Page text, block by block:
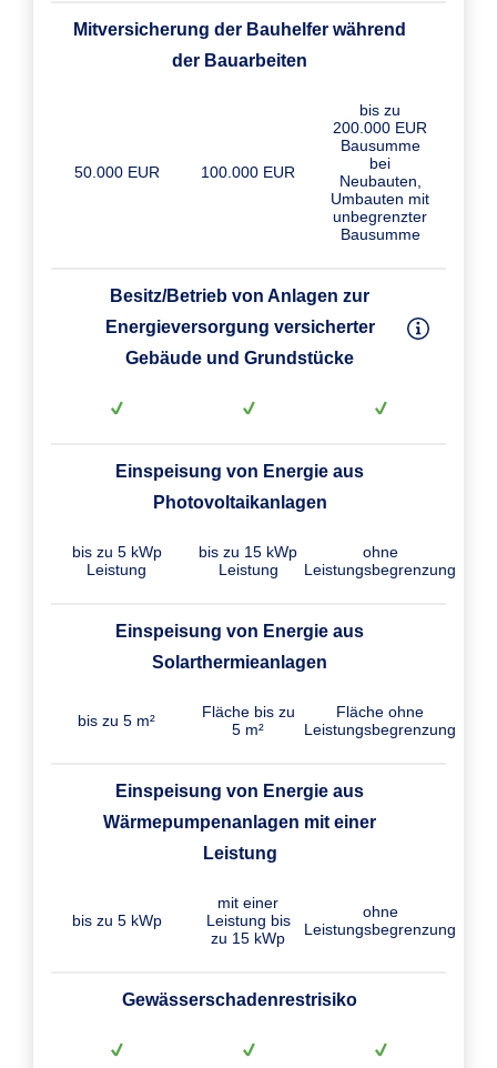
Mitversicherung der Bauhelfer während
der Bauarbeiten
50.000 EUR 100.000 EUR
bis zu
200.000 EUR
Bausumme
bei
Neubauten,
Umbauten mit
unbegrenzter
Bausumme
Besitz/Betrieb von Anlagen zur
Energieversorgung versicherter
Gebäude und Grundstücke
Einspeisung von Energie aus
Photovoltaikanlagen
bis zu 5 kWp
Leistung
bis zu 15 kWp
Leistung
ohne
Leistungsbegrenzung
Einspeisung von Energie aus
Solarthermieanlagen
bis zu 5 m²
Fläche bis zu
5 m²
Fläche ohne
Leistungsbegrenzung
Einspeisung von Energie aus
Wärmepumpenanlagen mit einer
Leistung
bis zu 5 kWp
mit einer
Leistung bis
zu 15 kWp
ohne
Leistungsbegrenzung
Gewässerschadenrestrisiko